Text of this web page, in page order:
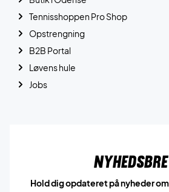
Tennisshoppen Pro Shop
Opstrengning
B2B Portal
Løvens hule
Jobs
Hold dig opdateret på nyheder